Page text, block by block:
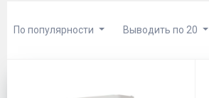
По популярности Выводить по 20